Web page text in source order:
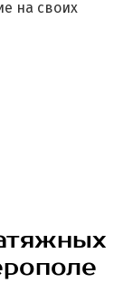
на своих